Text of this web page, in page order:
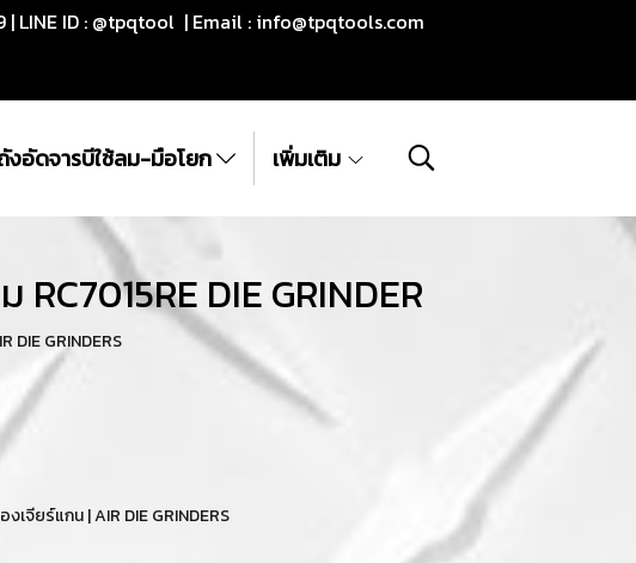
LINE ID : @tpqtool | Email : info@tpqtools.com
งอัดจารบีใช้ลม-มือโยก เพิ่มเติม
DIE GRINDER
DIE GRINDERS
งเจียร์แกน | AIR DIE GRINDERS